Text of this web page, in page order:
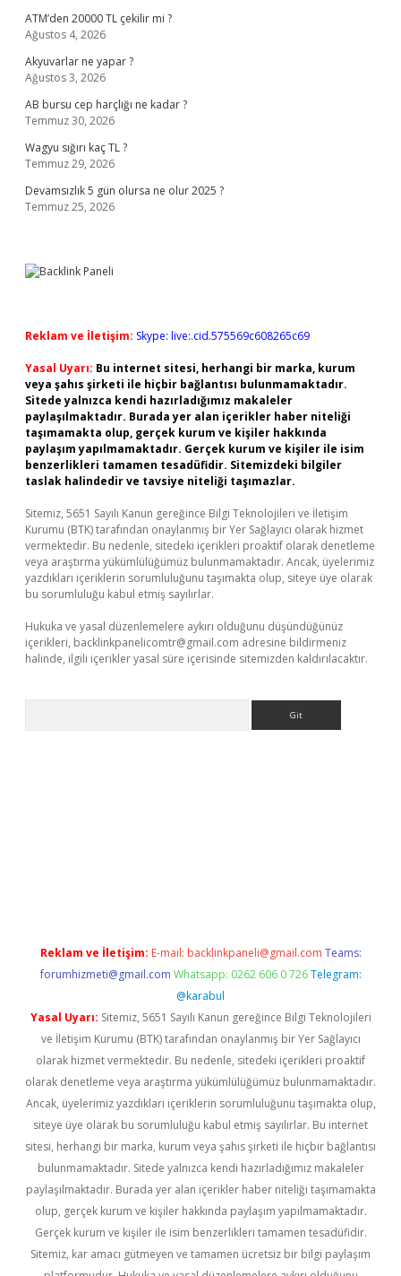
ATM’den 20000 TL çekilir mi ?
Ağustos 4, 2026
Akyuvarlar ne yapar ?
Ağustos 3, 2026
AB bursu cep harçlığı ne kadar ?
Temmuz 30, 2026
Wagyu sığırı kaç TL ?
Temmuz 29, 2026
Devamsızlık 5 gün olursa ne olur 2025 ?
Temmuz 25, 2026
Reklam ve İletişim: Skype: live:.cid.575569c608265c69
Yasal Uyarı: Bu internet sitesi, herhangi bir marka, kurum
veya şahıs şirketi ile hiçbir bağlantısı bulunmamaktadır.
Sitede yalnızca kendi hazırladığımız makaleler
paylaşılmaktadır. Burada yer alan içerikler haber niteliği
taşımamakta olup, gerçek kurum ve kişiler hakkında
paylaşım yapılmamaktadır. Gerçek kurum ve kişiler ile isim
benzerlikleri tamamen tesadüfidir. Sitemizdeki bilgiler
taslak halindedir ve tavsiye niteliği taşımazlar.
Sitemiz, 5651 Sayılı Kanun gereğince Bilgi Teknolojileri ve İletişim
Kurumu (BTK) tarafından onaylanmış bir Yer Sağlayıcı olarak hizmet
vermektedir. Bu nedenle, sitedeki içerikleri proaktif olarak denetleme
veya araştırma yükümlülüğümüz bulunmamaktadır. Ancak, üyelerimiz
yazdıkları içeriklerin sorumluluğunu taşımakta olup, siteye üye olarak
bu sorumluluğu kabul etmiş sayılırlar.
Hukuka ve yasal düzenlemelere aykırı olduğunu düşündüğünüz
içerikleri, backlinkpanelicomtr@gmail.com adresine bildirmeniz
halinde, ilgili içerikler yasal süre içerisinde sitemizden kaldırılacaktır.
Reklam ve İletişim: E-mail: backlinkpaneli@gmail.com Teams:
forumhizmeti@gmail.com Whatsapp: 0262 606 0 726 Telegram:
@karabul
Yasal Uyarı: Sitemiz, 5651 Sayılı Kanun gereğince Bilgi Teknolojileri
ve İletişim Kurumu (BTK) tarafından onaylanmış bir Yer Sağlayıcı
olarak hizmet vermektedir. Bu nedenle, sitedeki içerikleri proaktif
olarak denetleme veya araştırma yükümlülüğümüz bulunmamaktadır.
Ancak, üyelerimiz yazdıkları içeriklerin sorumluluğunu taşımakta olup,
siteye üye olarak bu sorumluluğu kabul etmiş sayılırlar. Bu internet
sitesi, herhangi bir marka, kurum veya şahıs şirketi ile hiçbir bağlantısı
bulunmamaktadır. Sitede yalnızca kendi hazırladığımız makaleler
paylaşılmaktadır. Burada yer alan içerikler haber niteliği taşımamakta
olup, gerçek kurum ve kişiler hakkında paylaşım yapılmamaktadır.
Gerçek kurum ve kişiler ile isim benzerlikleri tamamen tesadüfidir.
Sitemiz, kar amacı gütmeyen ve tamamen ücretsiz bir bilgi paylaşım